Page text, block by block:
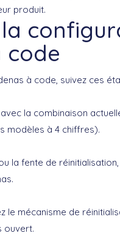
produit.
code
à code, suivez ces
la combinaison
modèles à 4 chiffres).
la fente de
le mécanisme de
ouvert.